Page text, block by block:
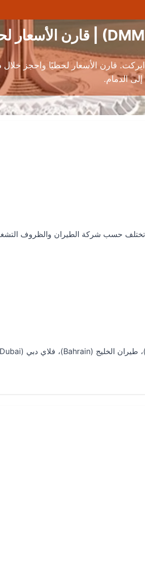
قارن الأسعار لحظيًا واحجز خلال
الدمام.